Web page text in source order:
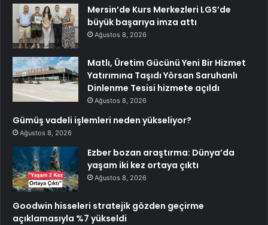
Mersin’de Kurs Merkezleri LGS’de
büyük başarıya imza attı
Ağustos 8, 2026
Matlı, Üretim Gücünü Yeni Bir Hizmet
Yatırımına Taşıdı Yörsan Saruhanlı
Dinlenme Tesisi hizmete açıldı
Ağustos 8, 2026
Gümüş vadeli işlemleri neden yükseliyor?
Ağustos 8, 2026
Ezber bozan araştırma: Dünya’da
yaşam iki kez ortaya çıktı
Ağustos 8, 2026
Goodwin hisseleri stratejik gözden geçirme
açıklamasıyla %7 yükseldi